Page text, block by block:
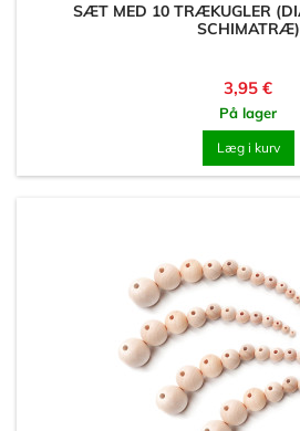
SÆT MED 10 TRÆKUGLER
SCHIMATRÆ)
Pris
3,95 €
På lager
Læg i kurv